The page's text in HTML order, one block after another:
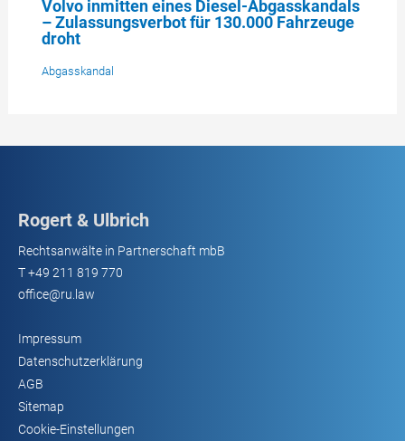
Volvo inmitten eines Diesel-Abgasskandals
– Zulassungsverbot für 130.000 Fahrzeuge
droht
Abgasskandal
Rogert & Ulbrich
Rechtsanwälte in Partnerschaft mbB
T+49 211 819 770
office@ru.law
Impressum
Datenschutzerklärung
AGB
Sitemap
Cookie-Einstellungen